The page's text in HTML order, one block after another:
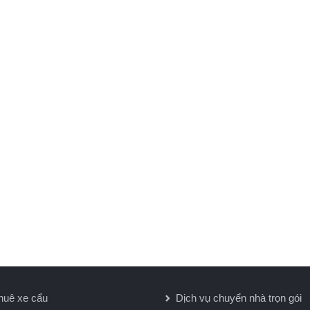
xe cẩu Dịch vụ chuyển nhà trọn gói